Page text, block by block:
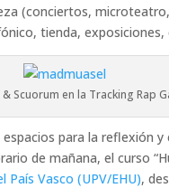
(conciertos,
tienda, exposiciones,
Scuorum en la Tracking Rap
para la reflexión
de mañana, el curso
País Vasco (UPV/EHU),